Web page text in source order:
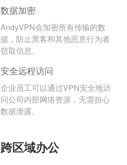
数据加密
AndyVPN会加密所有传输的数
据，防止黑客和其他恶意行为者
窃取信息。
安全远程访问
企业员工可以通过VPN安全地访
问公司内部网络资源，无需担心
数据泄露。
跨区域办公